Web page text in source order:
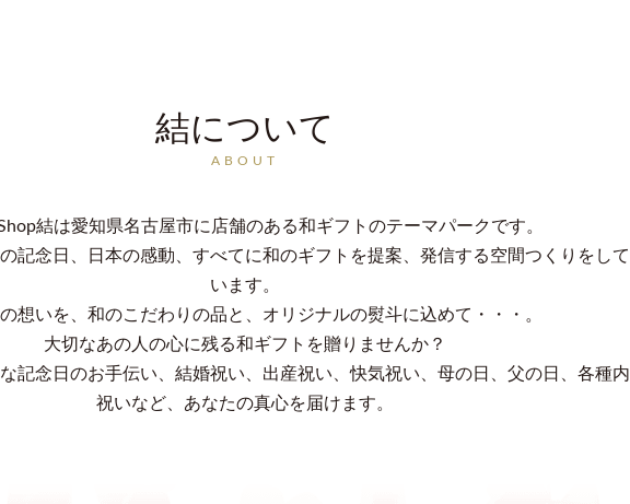
結について
ABOUT
結は愛知県名古屋市に店舗のある和ギフトのテーマパークです。
記念日、日本の感動、すべてに和のギフトを提案、発信する空間つくりをして
います。
想いを、和のこだわりの品と、オリジナルの熨斗に込めて・・・。
大切なあの人の心に残る和ギフトを贈りませんか？
記念日のお手伝い、結婚祝い、出産祝い、快気祝い、母の日、父の日、各種内
祝いなど、あなたの真心を届けます。